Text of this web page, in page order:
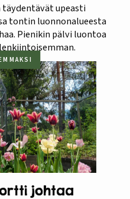
upeasti
tontin luonnonalueesta
Pienikin pälvi luontoa
johtaa